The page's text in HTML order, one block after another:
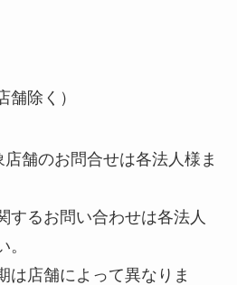
舗除く）
舗のお問合せは各法人様ま
るお問い合わせは各法人
店舗によって異なりま